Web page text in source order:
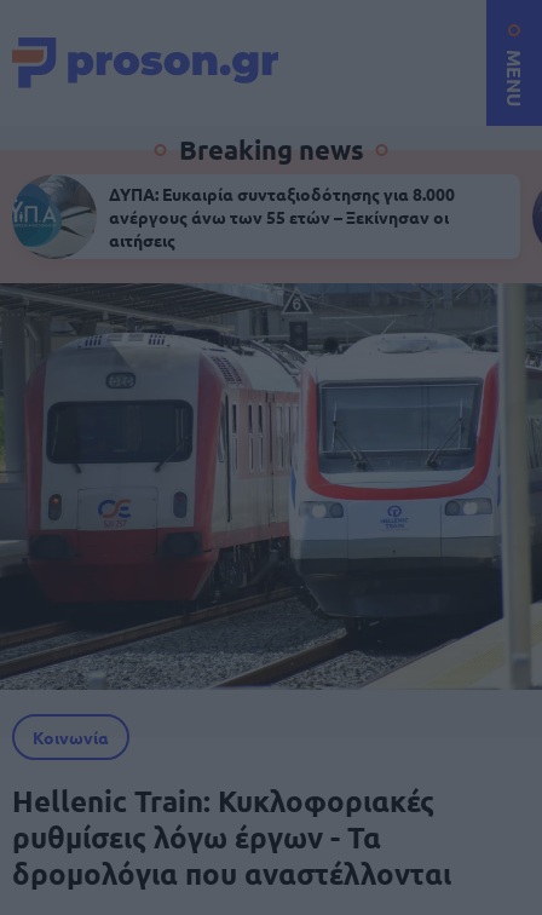
MENU
Breaking news
ΔΥΠΑ: Ευκαιρία συνταξιοδότησης για 8.000
ανέργους άνω των 55 ετών – Ξεκίνησαν οι
αιτήσεις
Κοινωνία
Hellenic Train: Κυκλοφοριακές
ρυθμίσεις λόγω έργων - Τα
δρομολόγια που αναστέλλονται